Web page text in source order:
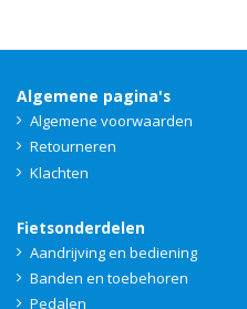
Algemene pagina's
Algemene voorwaarden
Retourneren
Klachten
Fietsonderdelen
Aandrijving en bediening
Banden en toebehoren
Pedalen